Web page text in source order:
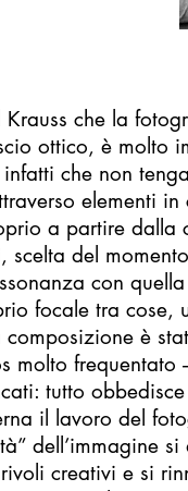
Krauss che la
ottico, è molto
che non
elementi in
a partire dalla
scelta del
con
focale tra cose,
composizione è
molto frequentato
tutto
il lavoro del
dell’immagine
creativi e si